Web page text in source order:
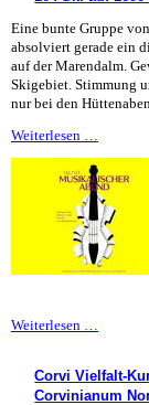
Eine bunte Gruppe
absolviert gerade ein
auf der Marendalm.
Skigebiet. Stimmung
nur bei den
Weiterlesen …
auf
1600
Metern
Weiterlesen …
122/123
Corvi Vielfalt-
Corvinianum